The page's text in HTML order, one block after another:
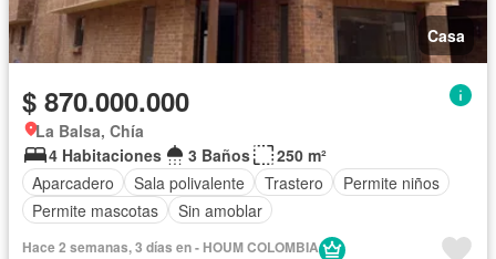
Casa
$ 870.000.000
La Balsa, Chía
4 Habitaciones
3 Baños
250 m²
Aparcadero
Sala polivalente Trastero
Permite niños
Permite mascotas
Sin amoblar
Hace 2 semanas, 3 días en - HOUM COLOMBIA